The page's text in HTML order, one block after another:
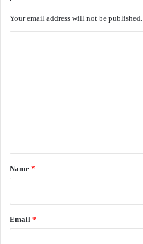
Your email address will not be published.
*
Name *
Email *